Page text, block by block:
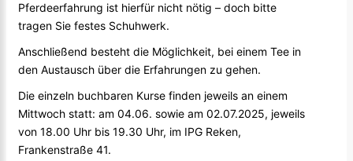
Pferdeerfahrung ist hierfür nicht nötig – doch bitte
tragen Sie festes Schuhwerk.
Anschließend besteht die Möglichkeit, bei einem Tee in
den Austausch über die Erfahrungen zu gehen.
Die einzeln buchbaren Kurse finden jeweils an einem
Mittwoch statt: am 04.06. sowie am 02.07.2025, jeweils
von 18.00 Uhr bis 19.30 Uhr, im IPG Reken,
Frankenstraße 41.